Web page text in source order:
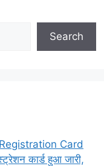
Search
Card
कार्ड हुआ जारी,